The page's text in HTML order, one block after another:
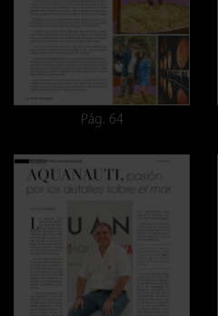
Pág. 64